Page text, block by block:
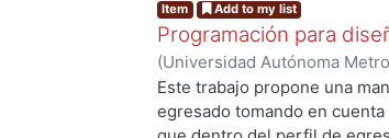
Item Add to my list
Programación para
(Universidad Autónoma
de Servicios de Información.,
Este trabajo propone una
egresado tomando en